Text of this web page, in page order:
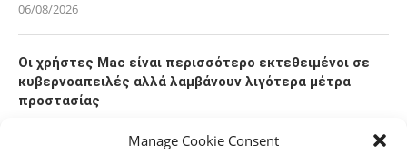
Manage Cookie Consent
06/08/2026
Οι χρήστες Mac είναι περισσότερο εκτεθειμένοι σε
κυβερνοαπειλές αλλά λαμβάνουν λιγότερα μέτρα
προστασίας